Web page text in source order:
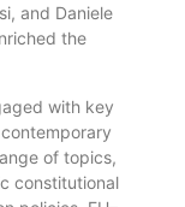
and Daniele
the
with key
of topics,
constitutional